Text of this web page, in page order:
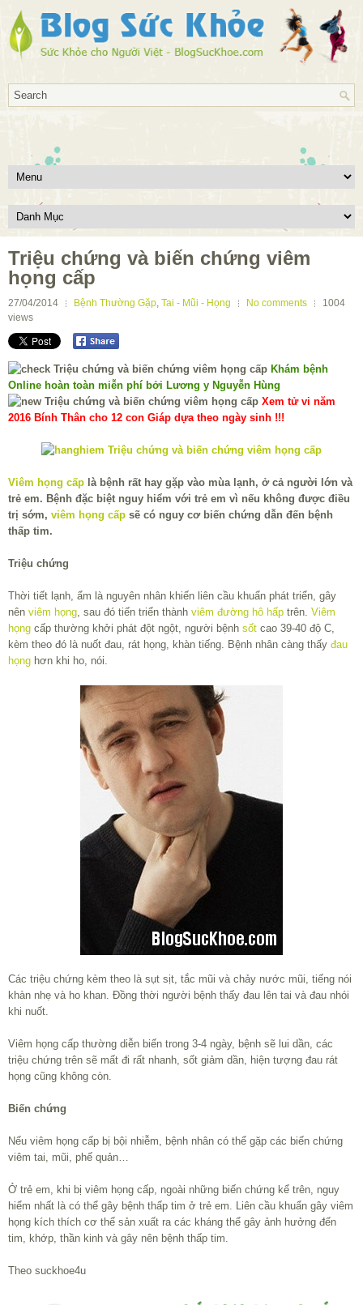
Triệu chứng và biến chứng viêm
họng cấp
27/04/2014 Bệnh Thường Gặp, Tai - Mũi - Họng No comments
1004
views
Khám bệnh
Online hoàn toàn miễn phí bởi Lương y Nguyễn Hùng
Xem tử vi năm
2016 Bính Thân cho 12 con Giáp dựa theo ngày sinh !!!
Viêm họng cấp là bệnh rất hay gặp vào mùa lạnh, ở cả người lớn và
trẻ em. Bệnh đặc biệt nguy hiểm với trẻ em vì nếu không được điều
trị sớm, viêm họng cấp sẽ có nguy cơ biến chứng dẫn đến bệnh
thấp tim.
Triệu chứng
Thời tiết lạnh, ẩm là nguyên nhân khiến liên cầu khuẩn phát triển, gây
nên viêm họng, sau đó tiến triển thành viêm đường hô hấp trên. Viêm
họng cấp thường khởi phát đột ngột, người bệnh sốt cao 39-40 độ C,
kèm theo đó là nuốt đau, rát họng, khàn tiếng. Bệnh nhân càng thấy đau
họng hơn khi ho, nói.
Các triệu chứng kèm theo là sụt sịt, tắc mũi và chảy nước mũi, tiếng nói
khàn nhẹ và ho khan. Đồng thời người bệnh thấy đau lên tai và đau nhói
khi nuốt.
Viêm họng cấp thường diễn biến trong 3-4 ngày, bệnh sẽ lui dần, các
triệu chứng trên sẽ mất đi rất nhanh, sốt giảm dần, hiện tượng đau rát
họng cũng không còn.
Biến chứng
Nếu viêm họng cấp bị bội nhiễm, bệnh nhân có thể gặp các biến chứng
viêm tai, mũi, phế quản…
Ở trẻ em, khi bị viêm họng cấp, ngoài những biến chứng kể trên, nguy
hiểm nhất là có thể gây bệnh thấp tim ở trẻ em. Liên cầu khuẩn gây viêm
họng kích thích cơ thể sản xuất ra các kháng thể gây ảnh hưởng đến
tim, khớp, thần kinh và gây nên bệnh thấp tim.
Theo suckhoe4u